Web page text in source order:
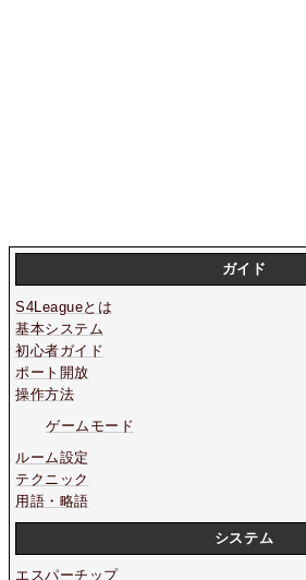
ガイド
S4Leagueとは
基本システム
初心者ガイド
ポート開放
操作方法
ゲームモード
ルーム設定
テクニック
用語・略語
システム
エスパーチップ